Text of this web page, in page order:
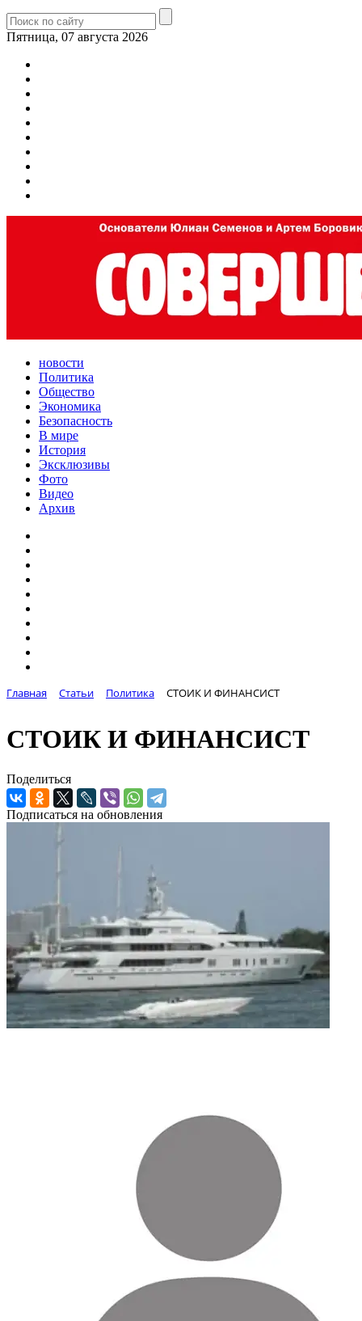
Пятница, 07 августа 2026
новости
Политика
Общество
Экономика
Безопасность
В мире
История
Эксклюзивы
Фото
Видео
Архив
Главная Статьи Политика СТОИК И ФИНАНСИСТ
СТОИК И ФИНАНСИСТ
Поделиться
Подписаться на обновления